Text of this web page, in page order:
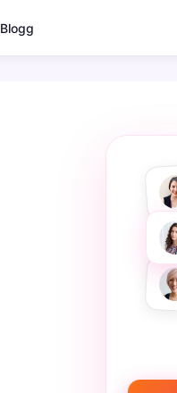
Blogg